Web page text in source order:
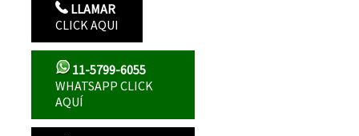
LLAMAR
CLICK AQUI
11-5799-6055
WHATSAPP CLICK
AQUÍ